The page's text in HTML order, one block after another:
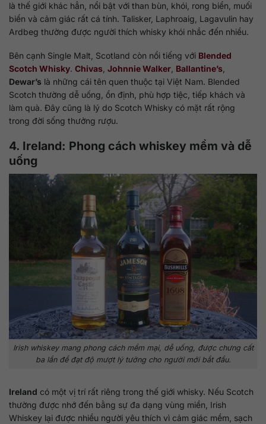
là thế giới khác hẳn, nổi bật với than bùn, khói, rong biển, muối
biển và cảm giác rất cá tính. Talisker, Laphroaig, Lagavulin hay
Ardbeg thường được người thích whisky khói nhắc đến nhiều.
Bên cạnh Single Malt, Scotland còn nổi tiếng với Blended
Scotch Whisky. Chivas, Johnnie Walker, Ballantine’s,
Dewar’s là những cái tên quen thuộc tại Việt Nam. Blended
Scotch thường dễ uống, ổn định, phù hợp tiệc, tiếp khách và
làm quà. Đây cũng là lý do Scotch Whisky có mặt rất rộng
trong đời sống thưởng rượu.
4. Ireland: Phong cách whiskey mềm và dễ
uống
Irish whiskey mang phong cách mềm mại, dễ uống, được chưng cất
ba lần để đạt độ mượt lý tưởng cho người mới bắt đầu.
Ireland có một vị trí rất riêng trong thế giới whisky. Nếu Scotch
thường được nhớ đến bằng sự đa dạng vùng miền, Irish
Whiskey lại được nhiều người yêu thích vì cảm giác mềm, sạch